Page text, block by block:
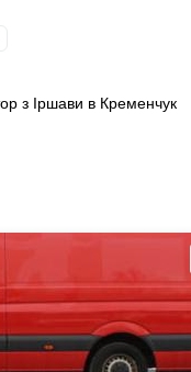
з Іршави в Кременчук